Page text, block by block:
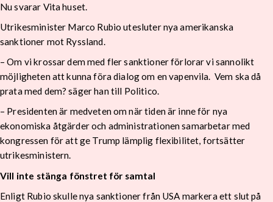
Nu svarar Vita huset.
Utrikesminister Marco Rubio utesluter nya amerikanska
sanktioner mot Ryssland.
– Om vi krossar dem med fler sanktioner förlorar vi sannolikt
möjligheten att kunna föra dialog om en vapenvila. Vem ska då
prata med dem? säger han till Politico.
– Presidenten är medveten om när tiden är inne för nya
ekonomiska åtgärder och administrationen samarbetar med
kongressen för att ge Trump lämplig flexibilitet, fortsätter
utrikesministern.
Vill inte stänga fönstret för samtal
Enligt Rubio skulle nya sanktioner från USA markera ett slut på